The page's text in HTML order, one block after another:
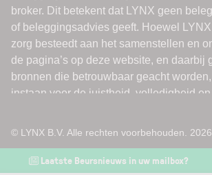
© LYNX B.V. Alle rechten voorbehouden. 2026.
Laatste Beursnieuws in uw mailbox?